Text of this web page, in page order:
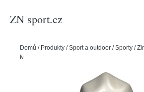
ZN sport.cz
Domů / Produkty /Sport a outdoor /Sporty /
Maska Rey Bříza Fiber Glass, bílá, Senior, M,